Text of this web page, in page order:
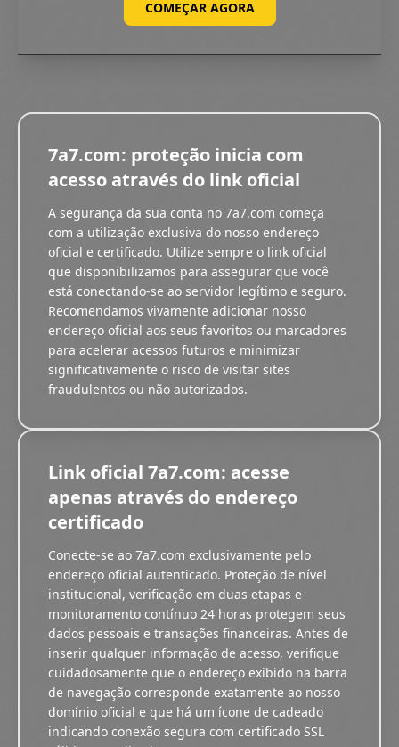
COMEÇAR AGORA
7a7.com: proteção inicia com
acesso através do link oficial
A segurança da sua conta no 7a7.com começa
com a utilização exclusiva do nosso endereço
oficial e certificado. Utilize sempre o link oficial
que disponibilizamos para assegurar que você
está conectando-se ao servidor legítimo e seguro.
Recomendamos vivamente adicionar nosso
endereço oficial aos seus favoritos ou marcadores
para acelerar acessos futuros e minimizar
significativamente o risco de visitar sites
fraudulentos ou não autorizados.
Link oficial 7a7.com: acesse
apenas através do endereço
certificado
Conecte-se ao 7a7.com exclusivamente pelo
endereço oficial autenticado. Proteção de nível
institucional, verificação em duas etapas e
monitoramento contínuo 24 horas protegem seus
dados pessoais e transações financeiras. Antes de
inserir qualquer informação de acesso, verifique
cuidadosamente que o endereço exibido na barra
de navegação corresponde exatamente ao nosso
domínio oficial e que há um ícone de cadeado
indicando conexão segura com certificado SSL